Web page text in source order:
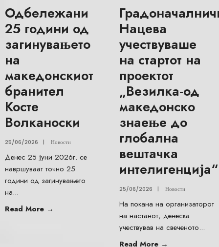
Одбележани
25 години од
загинувањето
на
македонскиот
бранител
Косте
Волканоски
25/06/2026 | Новости
Денес 25 јуни 2026г. се
навршуваат точно 25
години од загинувањето
на...
Read More →
Нацева
учествуваше
на стартот на
проектот
„Везилка-од
македонско
знаење до
глобална
вештачка
интелигенција“
25/06/2026 | Новости
На покана на организаторот
на настанот, денеска
учествував на свеченото...
Read More →